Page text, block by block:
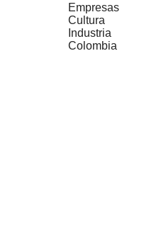
Empresas
Cultura
Industria
Colombia